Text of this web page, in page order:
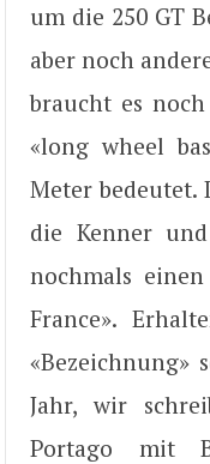
um die 250 GT
aber noch
braucht es
«long wheel
Meter
die Kenner
nochmals
France».
«Bezeichnung»
Jahr, wir
Portago mit